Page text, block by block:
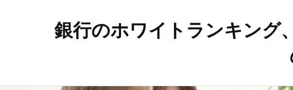
銀行のホワイトランキング